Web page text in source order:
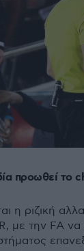
προωθεί το
η ριζική
με την FA να